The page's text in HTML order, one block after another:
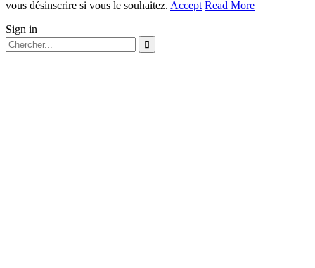
vous désinscrire si vous le souhaitez. Accept Read More
Sign in